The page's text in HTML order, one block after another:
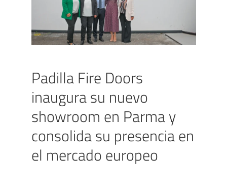
Padilla Fire Doors
inaugura su nuevo
showroom en Parma y
consolida su presencia en
el mercado europeo